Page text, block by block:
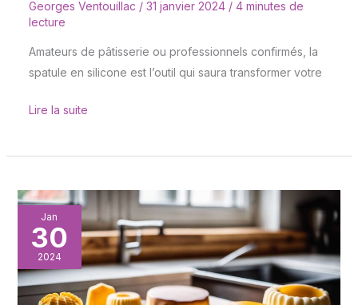
Georges Ventouillac / 31 janvier 2024 / 4 minutes de
lecture
Amateurs de pâtisserie ou professionnels confirmés, la
spatule en silicone est l’outil qui saura transformer votre
Lire la suite
Jan
30
2024
Investir
dans
un
bon
moule